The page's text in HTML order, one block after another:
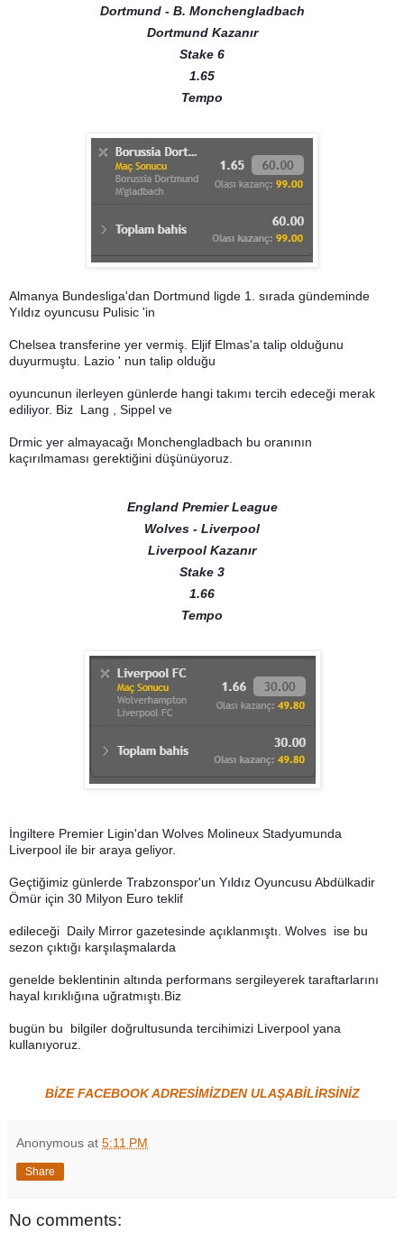
Dortmund - B. Monchengladbach
Dortmund Kazanır
Stake 6
1.65
Tempo
Almanya Bundesliga'dan Dortmund ligde 1. sırada gündeminde
Yıldız oyuncusu Pulisic 'in
Chelsea transferine yer vermiş. Eljif Elmas'a talip olduğunu
duyurmuştu. Lazio ' nun talip olduğu
oyuncunun ilerleyen günlerde hangi takımı tercih edeceği merak
ediliyor. Biz Lang , Sippel ve
Drmic yer almayacağı Monchengladbach bu oranının
kaçırılmaması gerektiğini düşünüyoruz.
England Premier League
Wolves - Liverpool
Liverpool Kazanır
Stake 3
1.66
Tempo
İngiltere Premier Ligin'dan Wolves Molineux Stadyumunda
Liverpool ile bir araya geliyor.
Geçtiğimiz günlerde Trabzonspor'un Yıldız Oyuncusu Abdülkadir
Ömür için 30 Milyon Euro teklif
edileceği Daily Mirror gazetesinde açıklanmıştı. Wolves ise bu
sezon çıktığı karşılaşmalarda
genelde beklentinin altında performans sergileyerek taraftarlarını
hayal kırıklığına uğratmıştı.Biz
bugün bu bilgiler doğrultusunda tercihimizi Liverpool yana
kullanıyoruz.
BİZE FACEBOOK ADRESİMİZDEN ULAŞABİLİRSİNİZ
Anonymous at 5:11 PM
Share
No comments: